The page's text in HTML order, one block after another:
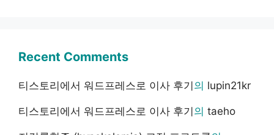
Recent Comments
티스토리에서 워드프레스로 이사 후기의 lupin21kr
티스토리에서 워드프레스로 이사 후기의 taeho